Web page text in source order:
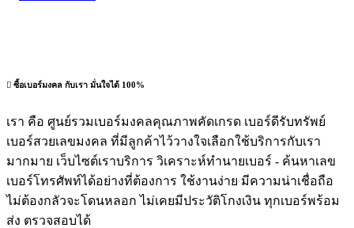
ซื้อเบอร์มงคล กับเรา มั่นใจได้ 100%
เรา คือ ศูนย์รวมเบอร์มงคลคุณภาพคัดเกรด เบอร์ดีรับทรัพย์
เบอร์สวยเลขมงคล ที่มีลูกค้าไว้วางใจเลือกใช้บริการกับเรา
มากมาย เว็บไซต์เราบริการ วิเคราะห์ทำนายเบอร์ - ค้นหาเลข
เบอร์โทรศัพท์ได้อย่างที่ต้องการ ใช้งานง่าย มีความน่าเชื่อถือ
ไม่ต้องกลัวจะโดนหลอก ไม่เคยมีประวัติโกงเงิน ทุกเบอร์พร้อม
ส่ง ตรวจสอบได้